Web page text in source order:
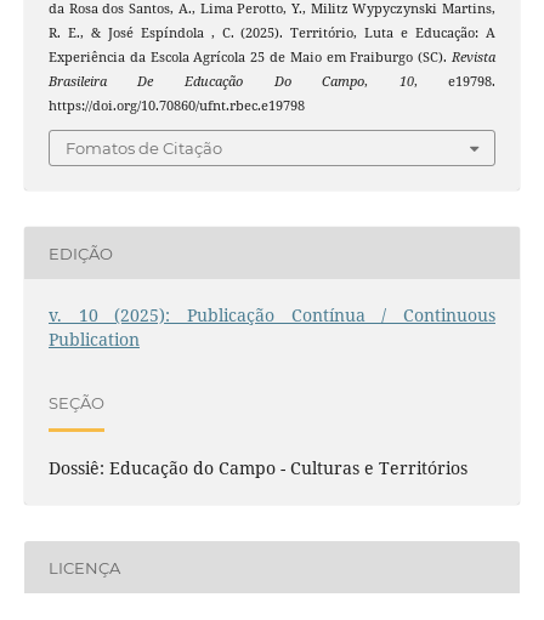
da Rosa dos Santos, A., Lima Perotto, Y., Militz Wypyczynski Martins,
R. E., & José Espíndola , C. (2025). Território, Luta e Educação: A
Experiência da Escola Agrícola 25 de Maio em Fraiburgo (SC).Revista
Brasileira De Educação Do Campo, 10, e19798.
https://doi.org/10.70860/ufnt.rbec.e19798
Fomatos de Citação
EDIÇÃO
v. 10 (2025): Publicação Contínua / Continuous
Publication
SEÇÃO
Dossiê: Educação do Campo - Culturas e Territórios
LICENÇA